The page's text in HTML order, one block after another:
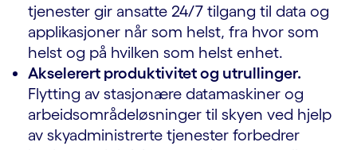
tjenester gir ansatte 24/7 tilgang til data og
applikasjoner når som helst, fra hvor som
helst og på hvilken som helst enhet.
Akselerert produktivitet og utrullinger.
Flytting av stasjonære datamaskiner og
arbeidsområdeløsninger til skyen ved hjelp
av skyadministrerte tjenester forbedrer